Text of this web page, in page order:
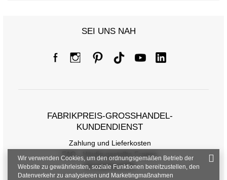
SEI UNS NAH
FABRIKPREIS-GROSSHANDEL-K
UNDENDIENST
Zahlung und Lieferkosten
FAQ - Häufig gestellte Fragen
Rückgabepolitik
Wir verwenden Cookies, um den ordnungsgemäßen Betrieb der
Website zu gewährleisten, soziale Funktionen bereitzustellen, den
Datenverkehr zu analysieren und Marketingmaßnahmen